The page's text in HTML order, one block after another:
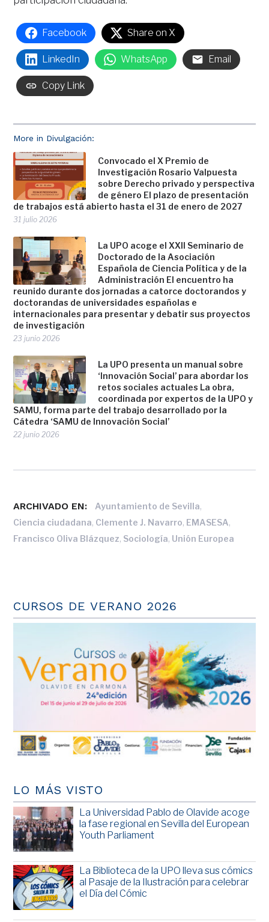
More in Divulgación:
Convocado el X Premio de
Investigación Rosario Valpuesta
sobre Derecho privado y perspectiva
de género El plazo de presentación
de trabajos está abierto hasta el 31 de enero de 2027
31 julio 2026
La UPO acoge el XXII Seminario de
Doctorado de la Asociación
Española de Ciencia Política y de la
Administración El encuentro ha
reunido durante dos jornadas a catorce doctorandos y
doctorandas de universidades españolas e
internacionales para presentar y debatir sus proyectos
de investigación
23 junio 2026
La UPO presenta un manual sobre
‘Innovación Social’ para abordar los
retos sociales actuales La obra,
coordinada por expertos de la UPO y
SAMU, forma parte del trabajo desarrollado por la
Cátedra ‘SAMU de Innovación Social’
22 junio 2026
Facebook Share on X
LinkedIn WhatsApp Email
Copy Link
ARCHIVADO EN: Ayuntamiento de Sevilla,
Ciencia ciudadana, Clemente J. Navarro, EMASESA,
Francisco Oliva Blázquez, Sociología, Unión Europea
CURSOS DE VERANO 2026
LO MÁS VISTO
La Universidad Pablo de Olavide acoge
la fase regional en Sevilla del European
Youth Parliament
La Biblioteca de la UPO lleva sus cómics
al Pasaje de la Ilustración para celebrar
el Día del Cómic